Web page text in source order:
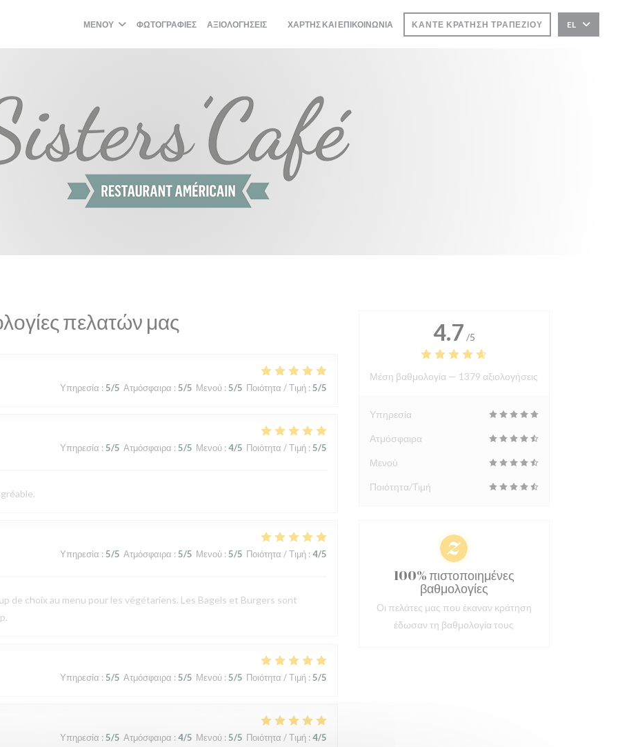
ΜΕΝΟΎ ΦΩΤΟΓΡΑΦΊΕΣ ΑΞΙΟΛΟΓΉΣΕΙΣ
((ΑΝΟΊΓΕΙ ΣΕ ΝΈΟ ΠΑΡΆΘΥΡΟ))
ΧΆΡΤΗΣ ΚΑΙ ΕΠΙΚΟΙΝΩΝΊΑ ΚΆΝΤΕ ΚΡΆΤΗΣΗ ΤΡΑΠΕΖΙΟΎ EL
πελατών μας
Υπηρεσία : 5/5 Ατμόσφαιρα : 5/5 Μενού: 5/5 Ποιότητα / Τιμή: 5/5
Υπηρεσία : 5/5 Ατμόσφαιρα : 5/5 Μενού: 4/5 Ποιότητα / Τιμή: 5/5
Υπηρεσία : 5/5 Ατμόσφαιρα : 5/5 Μενού: 5/5 Ποιότητα / Τιμή: 4/5
de choix au menu pour les végétariens. Les Bagels et Burgers sont
Υπηρεσία : 5/5 Ατμόσφαιρα : 5/5 Μενού: 5/5 Ποιότητα / Τιμή: 5/5
Υπηρεσία : 5/5 Ατμόσφαιρα : 4/5 Μενού: 5/5 Ποιότητα / Τιμή: 4/5
4.7 /5
Μέση βαθμολογία — 1379 αξιολογήσεις
Υπηρεσία
Ατμόσφαιρα
Μενού
Ποιότητα/Τιμή
100% πιστοποιημένες
βαθμολογίες
Οι πελάτες μας που έκαναν κράτηση
έδωσαν τη βαθμολογία τους